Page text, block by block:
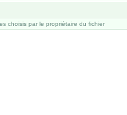
choisis par le propriétaire du fichier